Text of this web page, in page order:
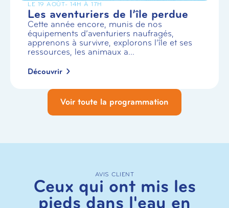
LE 19 AOÛT- 14H À 17H
Les aventuriers de l’île perdue
Cette année encore, munis de nos
équipements d’aventuriers naufragés,
apprenons à survivre, explorons l’île et ses
ressources, les animaux a...
Découvrir
Voir toute la programmation
AVIS CLIENT
Ceux qui ont mis les
pieds dans l'eau en